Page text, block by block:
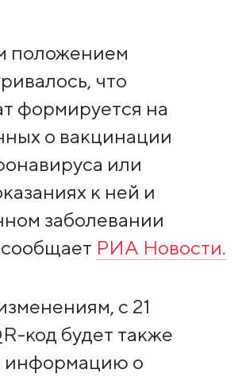
положением
что
формируется на
о вакцинации
или
к ней и
заболевании
РИА Новости.
с 21
код будет также
информацию о